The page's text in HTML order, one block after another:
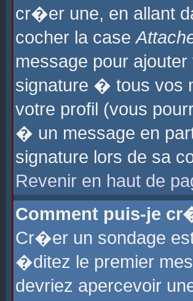
cr�er une, en allant
cocher la case
message pour
signature � tous vos
votre profil (vous
� un message en
signature lors de sa
Revenir en haut de
Comment puis-je
Cr�er un sondage
�ditez le premier
devriez apercevoir